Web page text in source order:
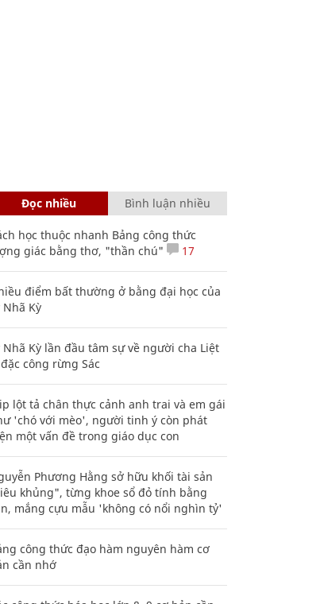
Đọc nhiều Bình luận nhiều
học thuộc nhanh Bảng công thức
giác bằng thơ, "thần chú"
17
điểm bất thường ở bằng đại học của
Nhã Kỳ
Nhã Kỳ lần đầu tâm sự về người cha Liệt
công rừng Sác
lột tả chân thực cảnh anh trai và em gái
'chó với mèo', người tinh ý còn phát
một vấn đề trong giáo dục con
Phương Hằng sở hữu khối tài sản
khủng", từng khoe sổ đỏ tính bằng
mắng cựu mẫu 'không có nổi nghìn tỷ'
công thức đạo hàm nguyên hàm cơ
cần nhớ